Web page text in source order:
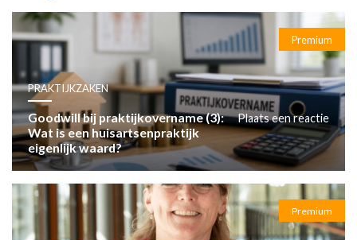
Premium
PRAKTIJKZAKEN
Goodwill bij praktijkovername (3):
Wat is een huisartsenpraktijk
eigenlijk waard?
Plaats een reactie
Premium